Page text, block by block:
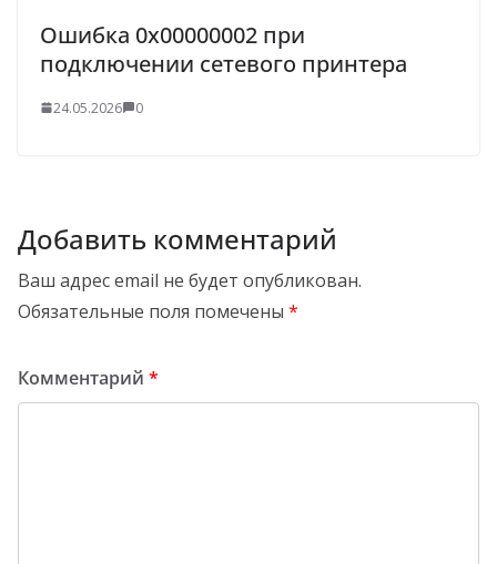
Ошибка 0x00000002 при
подключении сетевого принтера
24.05.2026 0
Добавить комментарий
Ваш адрес email не будет опубликован.
Обязательные поля помечены *
Комментарий *